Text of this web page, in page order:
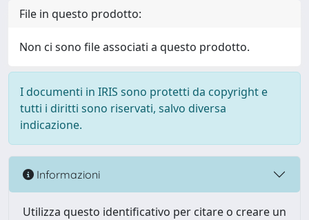
File in questo prodotto:
Non ci sono file associati a questo prodotto.
I documenti in IRIS sono protetti da copyright e
tutti i diritti sono riservati, salvo diversa
indicazione.
Informazioni
Utilizza questo identificativo per citare o creare un